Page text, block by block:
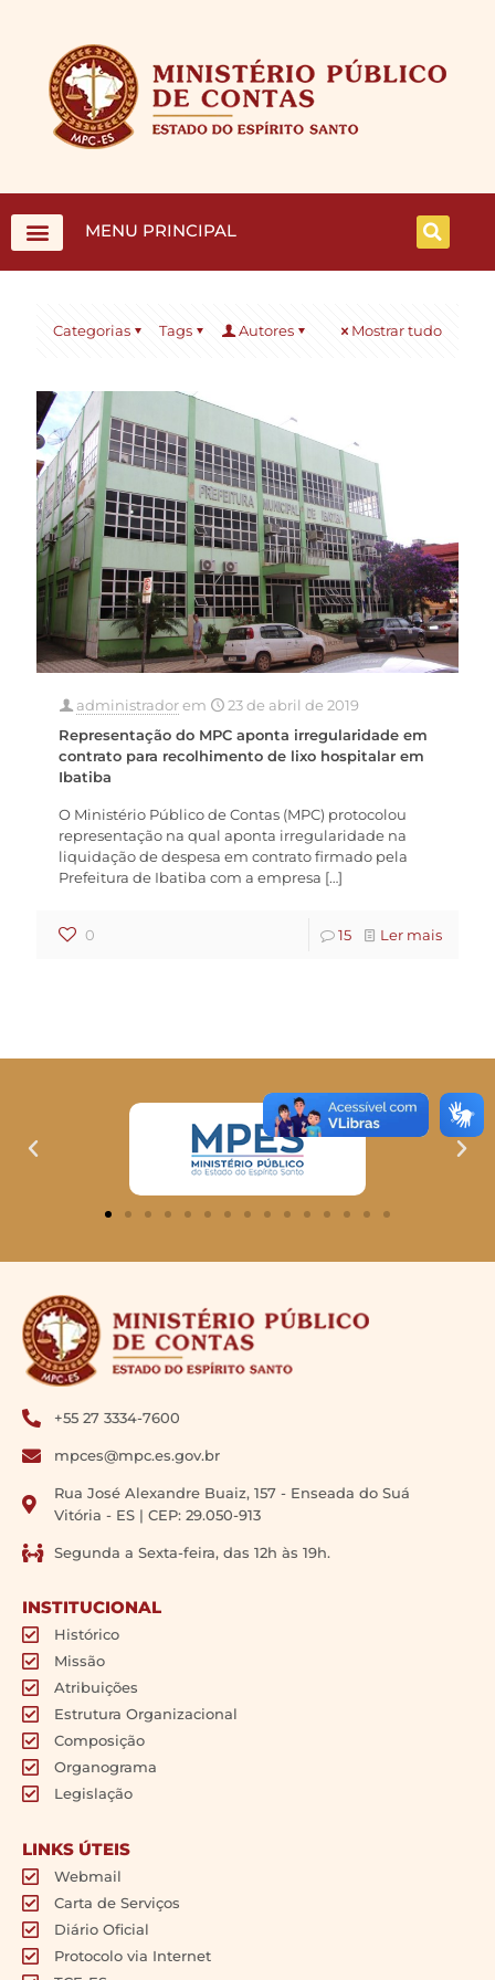
MENU PRINCIPAL
Categorias Tags Autores Mostrar tudo
administradorem
23 de abril de 2019
Representação do MPC aponta irregularidade em
contrato para recolhimento de lixo hospitalar em
Ibatiba
O Ministério Público de Contas (MPC) protocolou
representação na qual aponta irregularidade na
liquidação de despesa em contrato firmado pela
Prefeitura de Ibatiba com a empresa […]
0 15 Ler mais
+55 27 3334-7600
mpces@mpc.es.gov.br
Rua José Alexandre Buaiz, 157 - Enseada do Suá
Vitória - ES | CEP: 29.050-913
Segunda a Sexta-feira, das 12h às 19h.
INSTITUCIONAL
Histórico
Missão
Atribuições
Estrutura Organizacional
Composição
Organograma
Legislação
LINKS ÚTEIS
Webmail
Carta de Serviços
Diário Oficial
Protocolo via Internet